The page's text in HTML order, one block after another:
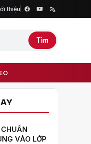
thiệu
Tìm
VÀO LỚP